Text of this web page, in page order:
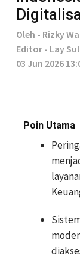
Oleh - Rizky
Editor - Lay
03 Jun 2026
Poin Utama